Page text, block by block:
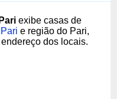
exibe casas de
e região do Pari,
dos locais.